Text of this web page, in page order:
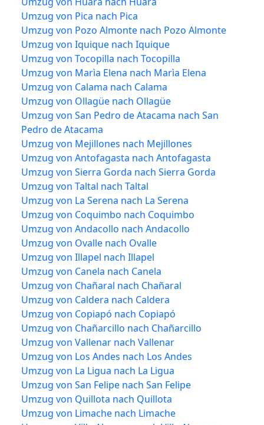
Umzug von Pica nach Pica
Umzug von Pozo Almonte nach Pozo Almonte
Umzug von Iquique nach Iquique
Umzug von Tocopilla nach Tocopilla
Umzug von Marìa Elena nach Marìa Elena
Umzug von Calama nach Calama
Umzug von Ollagüe nach Ollagüe
Umzug von San Pedro de Atacama nach San
Pedro de Atacama
Umzug von Mejillones nach Mejillones
Umzug von Antofagasta nach Antofagasta
Umzug von Sierra Gorda nach Sierra Gorda
Umzug von Taltal nach Taltal
Umzug von La Serena nach La Serena
Umzug von Coquimbo nach Coquimbo
Umzug von Andacollo nach Andacollo
Umzug von Ovalle nach Ovalle
Umzug von Illapel nach Illapel
Umzug von Canela nach Canela
Umzug von Chañaral nach Chañaral
Umzug von Caldera nach Caldera
Umzug von Copiapó nach Copiapó
Umzug von Chañarcillo nach Chañarcillo
Umzug von Vallenar nach Vallenar
Umzug von Los Andes nach Los Andes
Umzug von La Ligua nach La Ligua
Umzug von San Felipe nach San Felipe
Umzug von Quillota nach Quillota
Umzug von Limache nach Limache